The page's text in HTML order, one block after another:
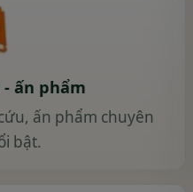
ấn phẩm
ấn phẩm chuyên
bật.